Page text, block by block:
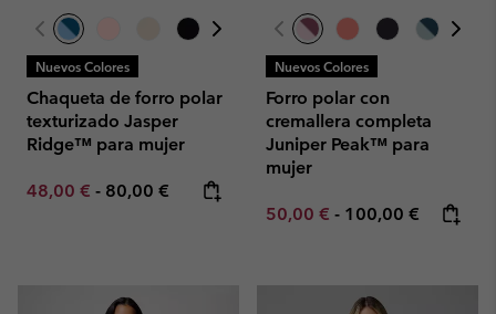
Nuevos Colores
Chaqueta de forro polar
texturizado Jasper
Ridge™ para mujer
Minimum sale price:
48,00 € - Maximum price:
80,00 €
Nuevos Colores
Forro polar con
cremallera completa
Juniper Peak™ para
mujer
Minimum sale price:
50,00 € - Maximum price:
100,00 €